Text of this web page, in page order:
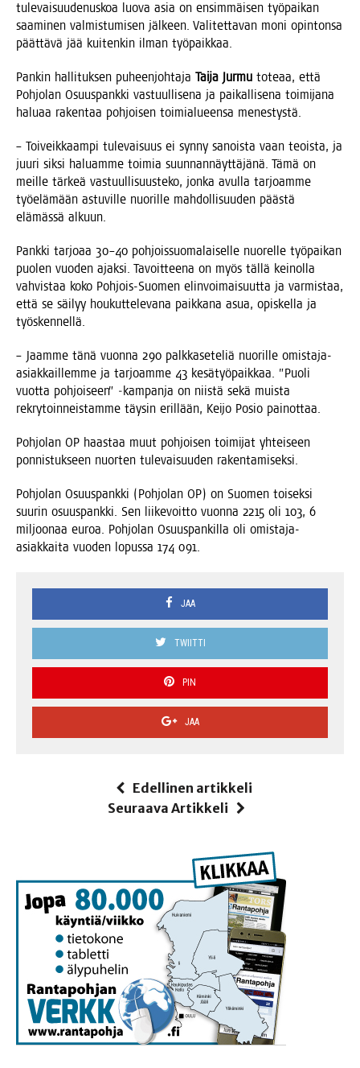
tule­vai­suu­de­nus­koa luo­va asia on ensim­mäi­sen työ­pai­kan
saa­mi­nen val­mis­tu­mi­sen jäl­keen. Vali­tet­ta­van moni opin­ton­sa
päät­tä­vä jää kui­ten­kin ilman työpaikkaa.
Pan­kin hal­li­tuk­sen puheen­joh­ta­ja Tai­ja Jur­mu tote­aa, että
Poh­jo­lan Osuus­pank­ki vas­tuul­li­se­na ja pai­kal­li­se­na toi­mi­ja­na
halu­aa raken­taa poh­joi­sen toi­mia­lu­een­sa menestystä.
– Toi­veik­kaam­pi tule­vai­suus ei syn­ny sanois­ta vaan teois­ta, ja
juu­ri sik­si haluam­me toi­mia suun­nan­näyt­tä­jä­nä. Tämä on
meil­le tär­keä vas­tuul­li­suus­te­ko, jon­ka avul­la tar­joam­me
työ­elä­mään astu­vil­le nuo­ril­le mah­dol­li­suu­den pääs­tä
elä­mäs­sä alkuun.
Pank­ki tar­jo­aa 30–40 poh­jois­suo­ma­lai­sel­le nuo­rel­le työ­pai­kan
puo­len vuo­den ajak­si. Tavoit­tee­na on myös täl­lä kei­nol­la
vah­vis­taa koko Poh­jois-Suo­men elin­voi­mai­suut­ta ja var­mis­taa,
että se säi­lyy hou­kut­te­le­va­na paik­ka­na asua, opis­kel­la ja
työskennellä.
– Jaam­me tänä vuon­na 290 palk­ka­se­te­liä nuo­ril­le omis­ta­ja-
asiak­kail­lem­me ja tar­joam­me 43 kesä­työ­paik­kaa. ”Puo­li
vuot­ta poh­joi­seen” ‑kam­pan­ja on niis­tä sekä muis­ta
rek­ry­toin­neis­tam­me täy­sin eril­lään, Kei­jo Posio painottaa.
Poh­jo­lan OP haas­taa muut poh­joi­sen toi­mi­jat yhtei­seen
pon­nis­tuk­seen nuor­ten tule­vai­suu­den rakentamiseksi.
Poh­jo­lan Osuus­pank­ki (Poh­jo­lan OP) on Suo­men toi­sek­si
suu­rin osuus­pank­ki. Sen lii­ke­voit­to vuon­na 2215 oli 103, 6
mil­joo­naa euroa. Poh­jo­lan Osuus­pan­kil­la oli omis­ta­ja-
asiak­kai­ta vuo­den lopus­sa 174 091.
JAA
TWIITTI
PIN
JAA
Edellinen artikkeli
Seuraava Artikkeli